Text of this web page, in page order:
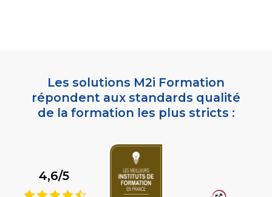
Les solutions M2i Formation
répondent aux standards qualité
de la formation les plus stricts :
4,6/5
9